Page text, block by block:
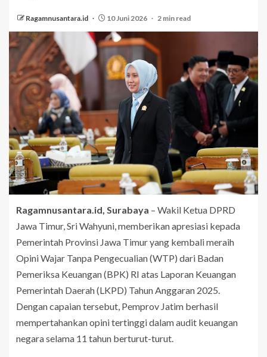
Ragamnusantara.id 10 Juni 2026 2 min read
Ragamnusantara.id, Surabaya – Wakil Ketua DPRD
Jawa Timur, Sri Wahyuni, memberikan apresiasi kepada
Pemerintah Provinsi Jawa Timur yang kembali meraih
Opini Wajar Tanpa Pengecualian (WTP) dari Badan
Pemeriksa Keuangan (BPK) RI atas Laporan Keuangan
Pemerintah Daerah (LKPD) Tahun Anggaran 2025.
Dengan capaian tersebut, Pemprov Jatim berhasil
mempertahankan opini tertinggi dalam audit keuangan
negara selama 11 tahun berturut-turut.